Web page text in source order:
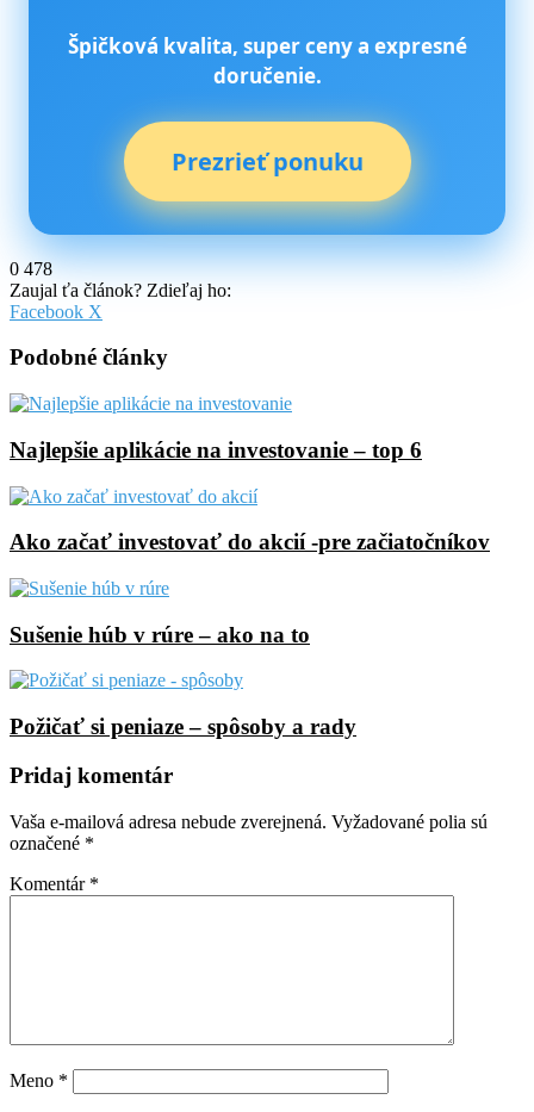
Špičková kvalita, super ceny a expresné
doručenie.
Prezrieť ponuku
0 478
Zaujal ťa článok? Zdieľaj ho:
Facebook X
Email
Podobné články
Najlepšie aplikácie na investovanie – top 6
Ako začať investovať do akcií -pre začiatočníkov
Sušenie húb v rúre – ako na to
Požičať si peniaze – spôsoby a rady
Pridaj komentár
Vaša e-mailová adresa nebude zverejnená. Vyžadované polia sú
označené *
Komentár *
Meno *